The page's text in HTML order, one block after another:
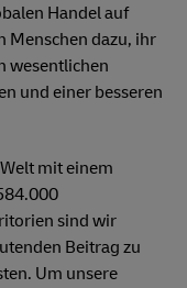
Handel auf
Menschen dazu, ihr
wesentlichen
und einer besseren
mit einem
sind wir
Beitrag zu
Um unsere